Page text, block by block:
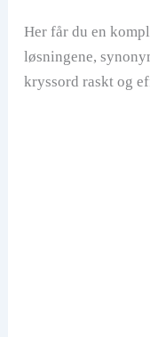
Her får du en
løsningene,
kryssord raskt og